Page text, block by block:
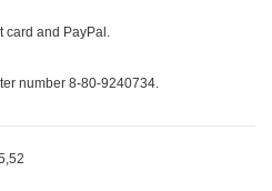
card and PayPal.
number 8-80-9240734.